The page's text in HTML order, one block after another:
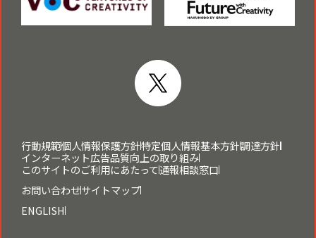
行動規範個人情報保護方針特定個人情報基本方針調達方針
インターネット広告品質向上の取り組み
このサイトのご利用にあたって通報相談窓口
お問い合わせサイトマップ
ENGLISH